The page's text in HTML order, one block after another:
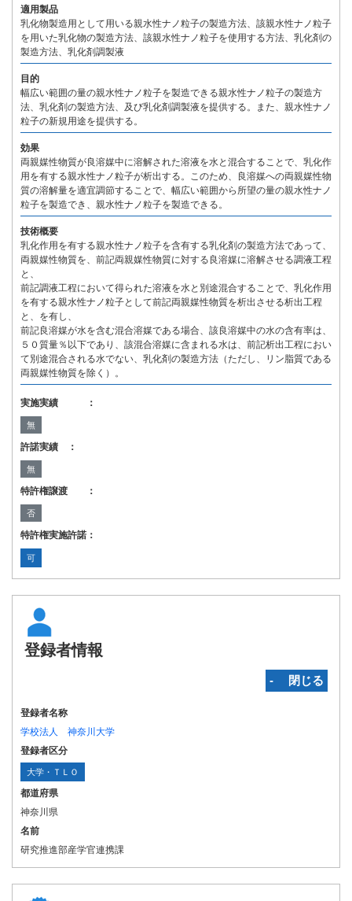
適用製品
乳化物製造用として用いる親水性ナノ粒子の製造方法、該親水性ナノ粒子
を用いた乳化物の製造方法、該親水性ナノ粒子を使用する方法、乳化剤の
製造方法、乳化剤調製液
目的
幅広い範囲の量の親水性ナノ粒子を製造できる親水性ナノ粒子の製造方
法、乳化剤の製造方法、及び乳化剤調製液を提供する。また、親水性ナノ
粒子の新規用途を提供する。
効果
両親媒性物質が良溶媒中に溶解された溶液を水と混合することで、乳化作
用を有する親水性ナノ粒子が析出する。このため、良溶媒への両親媒性物
質の溶解量を適宜調節することで、幅広い範囲から所望の量の親水性ナノ
粒子を製造でき、親水性ナノ粒子を製造できる。
技術概要
乳化作用を有する親水性ナノ粒子を含有する乳化剤の製造方法であって、
両親媒性物質を、前記両親媒性物質に対する良溶媒に溶解させる調液工程
と、
前記調液工程において得られた溶液を水と別途混合することで、乳化作用
を有する親水性ナノ粒子として前記両親媒性物質を析出させる析出工程
と、を有し、
前記良溶媒が水を含む混合溶媒である場合、該良溶媒中の水の含有率は、
５０質量％以下であり、該混合溶媒に含まれる水は、前記析出工程におい
て別途混合される水でない、乳化剤の製造方法（ただし、リン脂質である
両親媒性物質を除く）。
実施実績 ：
無
許諾実績 ：
無
特許権譲渡 ：
否
特許権実施許諾：
可
登録者情報
‐ 閉じる
登録者名称
学校法人 神奈川大学
登録者区分
大学・ＴＬＯ
都道府県
神奈川県
名前
研究推進部産学官連携課